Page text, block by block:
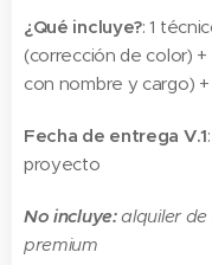
¿Qué incluye?: 1
(corrección de color) +
con nombre y cargo)
Fecha de entrega V.1
proyecto
No incluye:alquiler de
premium